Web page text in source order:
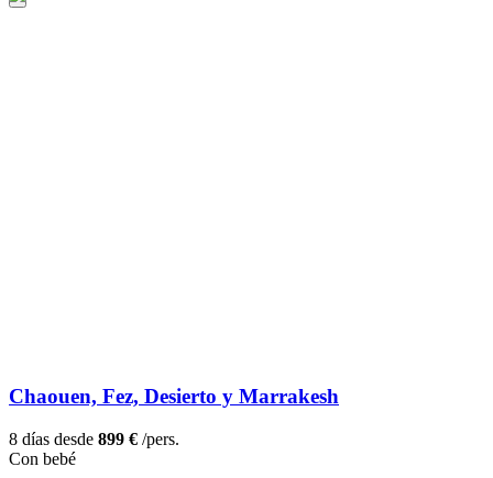
Chaouen, Fez, Desierto y Marrakesh
8 días desde 899 € /pers.
Con bebé